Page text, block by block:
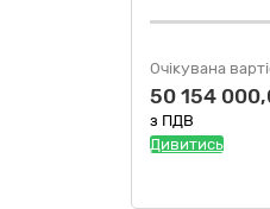
Очікувана
50 154
з ПДВ
Дивитись